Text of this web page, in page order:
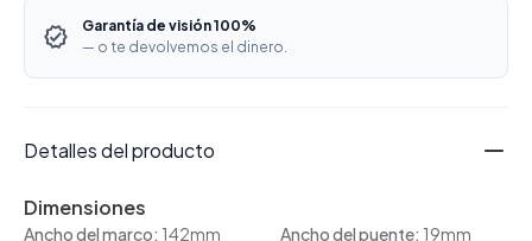
Garantía de visión 100%
— o te devolvemos el dinero.
Detalles del producto
Dimensiones
Ancho del marco: 142mm Ancho del puente: 19mm